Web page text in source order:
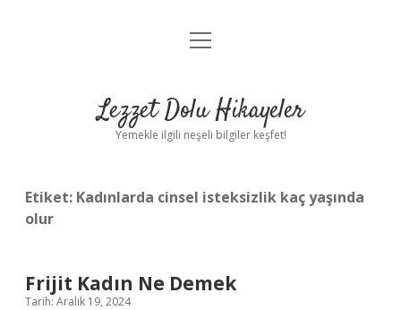
Anasayfa
Yasal Uyarı
menüyü
Lezzet Dolu Hikayeler
Yemekle ilgili neşeli bilgiler keşfet!
Etiket: Kadınlarda cinsel isteksizlik kaç yaşında
olur
Frijit Kadın Ne Demek
Tarih: Aralık 19, 2024